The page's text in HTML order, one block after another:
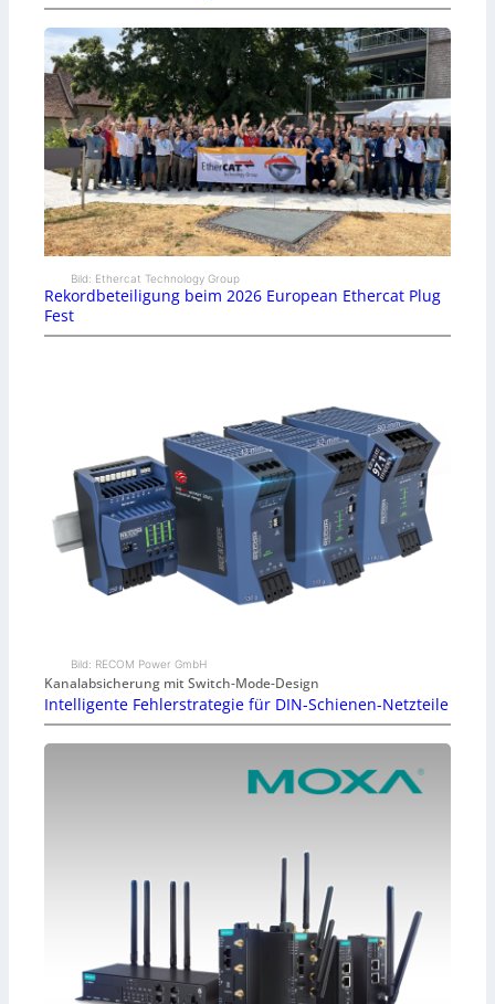
Bild: Ethercat Technology Group
Rekordbeteiligung beim 2026 European Ethercat Plug
Fest
Bild: RECOM Power GmbH
Kanalabsicherung mit Switch-Mode-Design
Intelligente Fehlerstrategie für DIN-Schienen-Netzteile